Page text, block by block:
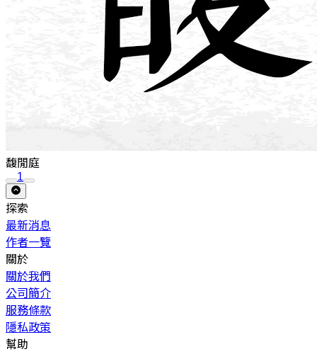
馥閒庭
1
探索
最新消息
作者一覽
關於
關於我們
公司簡介
服務條款
隱私政策
幫助